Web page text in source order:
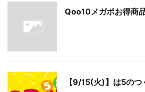
Qoo10メガポお得商
【9/15(火)】は5の